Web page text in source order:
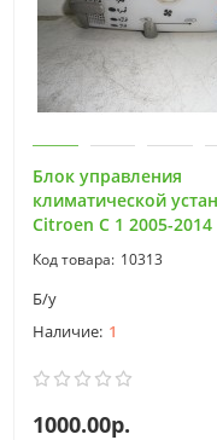
Блок управления
климатической
Citroen C 1 2005-2014
10313
Б/у
1
1000.00р.